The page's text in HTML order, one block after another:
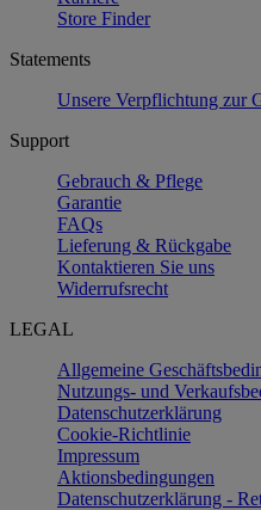
Store Finder
Statements
Unsere Verpflichtung zur
Support
Gebrauch & Pflege
Garantie
FAQs
Lieferung & Rückgabe
Kontaktieren Sie uns
Widerrufsrecht
LEGAL
Allgemeine
Nutzungs- und
Datenschutzerklärung
Cookie-Richtlinie
Impressum
Aktionsbedingungen
Datenschutzerklärung -